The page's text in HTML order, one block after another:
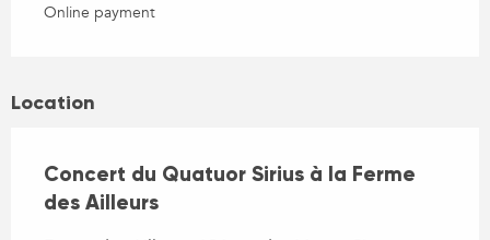
Online payment
Location
Concert du Quatuor Sirius à la Ferme
des Ailleurs